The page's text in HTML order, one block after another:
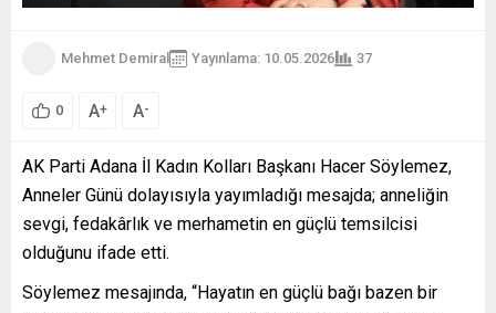
Mehmet Demiral Yayınlama: 10.05.2026 37
0 A+ A-
AK Parti Adana İl Kadın Kolları Başkanı Hacer Söylemez,
Anneler Günü dolayısıyla yayımladığı mesajda; anneliğin
sevgi, fedakârlık ve merhametin en güçlü temsilcisi
olduğunu ifade etti.
Söylemez mesajında, “Hayatın en güçlü bağı bazen bir